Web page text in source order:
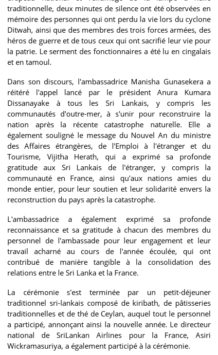
traditionnelle, deux minutes de silence ont été observées en
mémoire des personnes qui ont perdu la vie lors du cyclone
Ditwah, ainsi que des membres des trois forces armées, des
héros de guerre et de tous ceux qui ont sacrifié leur vie pour
la patrie. Le serment des fonctionnaires a été lu en cingalais
et en tamoul.
Dans son discours, l'ambassadrice Manisha Gunasekera a
réitéré l'appel lancé par le président Anura Kumara
Dissanayake à tous les Sri Lankais, y compris les
communautés d'outre-mer, à s'unir pour reconstruire la
nation après la récente catastrophe naturelle. Elle a
également souligné le message du Nouvel An du ministre
des Affaires étrangères, de l'Emploi à l'étranger et du
Tourisme, Vijitha Herath, qui a exprimé sa profonde
gratitude aux Sri Lankais de l'étranger, y compris la
communauté en France, ainsi qu'aux nations amies du
monde entier, pour leur soutien et leur solidarité envers la
reconstruction du pays après la catastrophe.
L'ambassadrice a également exprimé sa profonde
reconnaissance et sa gratitude à chacun des membres du
personnel de l'ambassade pour leur engagement et leur
travail acharné au cours de l'année écoulée, qui ont
contribué de manière tangible à la consolidation des
relations entre le Sri Lanka et la France.
La cérémonie s'est terminée par un petit-déjeuner
traditionnel sri-lankais composé de kiribath, de pâtisseries
traditionnelles et de thé de Ceylan, auquel tout le personnel
a participé, annonçant ainsi la nouvelle année. Le directeur
national de SriLankan Airlines pour la France, Asiri
Wickramasuriya, a également participé à la cérémonie.